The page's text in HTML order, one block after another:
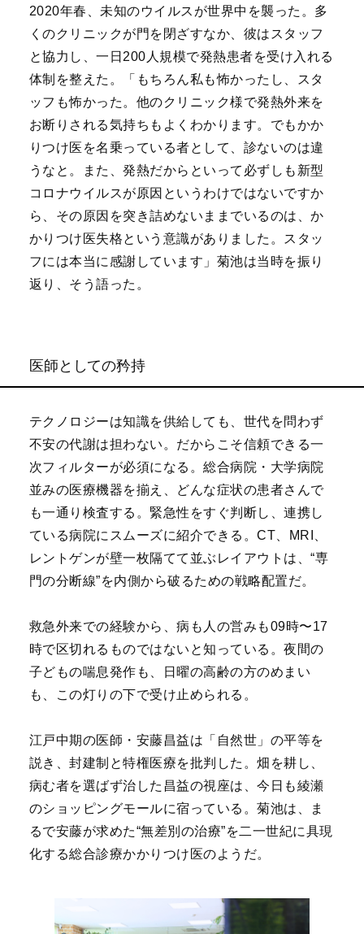
2020年春、未知のウイルスが世界中を襲った。多
くのクリニックが門を閉ざすなか、彼はスタッフ
と協力し、一日200人規模で発熱患者を受け入れる
体制を整えた。「もちろん私も怖かったし、スタ
ッフも怖かった。他のクリニック様で発熱外来を
お断りされる気持ちもよくわかります。でもかか
りつけ医を名乗っている者として、診ないのは違
うなと。また、発熱だからといって必ずしも新型
コロナウイルスが原因というわけではないですか
ら、その原因を突き詰めないままでいるのは、か
かりつけ医失格という意識がありました。スタッ
フには本当に感謝しています」菊池は当時を振り
医師としての矜持
テクノロジーは知識を供給しても、世代を問わず
不安の代謝は担わない。だからこそ信頼できる一
次フィルターが必須になる。総合病院・大学病院
並みの医療機器を揃え、どんな症状の患者さんで
も一通り検査する。緊急性をすぐ判断し、連携し
ている病院にスムーズに紹介できる。CT、MRI、
レントゲンが壁一枚隔てて並ぶレイアウトは、“専
門の分断線”を内側から破るための戦略配置だ。
救急外来での経験から、病も人の営みも09時〜17
時で区切れるものではないと知っている。夜間の
子どもの喘息発作も、日曜の高齢の方のめまい
も、この灯りの下で受け止められる。
江戸中期の医師・安藤昌益は「自然世」の平等を
説き、封建制と特権医療を批判した。畑を耕し、
病む者を選ばず治した昌益の視座は、今日も綾瀬
のショッピングモールに宿っている。菊池は、ま
るで安藤が求めた“無差別の治療”を二一世紀に具現
化する総合診療かかりつけ医のようだ。